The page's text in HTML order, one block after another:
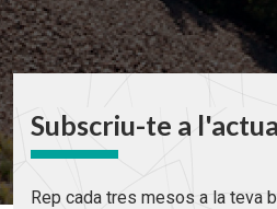
Subscriu-te a
Rep cada tres mesos a la teva